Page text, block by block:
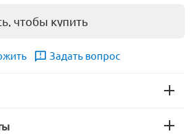
чтобы купить
Задать вопрос